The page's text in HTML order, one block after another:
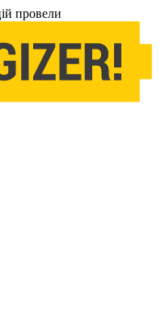
провели